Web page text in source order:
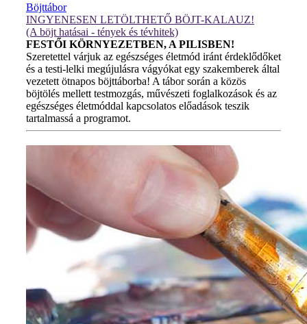
Böjttábor
INGYENESEN LETÖLTHETŐ BÖJT-KALAUZ!
(A böjt hatásai - tények és tévhitek)
FESTŐI KÖRNYEZETBEN, A PILISBEN!
Szeretettel várjuk az egészséges életmód iránt érdeklődőket
és a testi-lelki megújulásra vágyókat egy szakemberek által
vezetett ötnapos böjttáborba! A tábor során a közös
böjtölés mellett testmozgás, művészeti foglalkozások és az
egészséges életmóddal kapcsolatos előadások teszik
tartalmassá a programot.